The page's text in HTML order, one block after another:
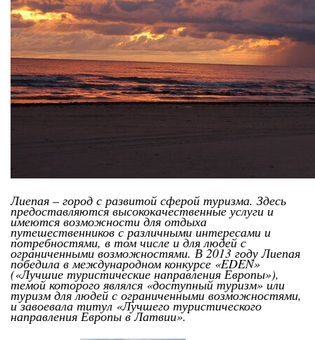
Лиепая – город с развитой сферой туризма. Здесь
предоставляются высококачественные услуги и
имеются возможности для отдыха
путешественников с различными интересами и
потребностями, в том числе и для людей с
ограниченными возможностями. В 2013 году Лиепая
победила в международном конкурсе «EDEN»
(«Лучшие туристические направления Европы»),
темой которого являлся «доступный туризм» или
туризм для людей с ограниченными возможностями,
и завоевала титул «Лучшего туристического
направления Европы в Латвии».